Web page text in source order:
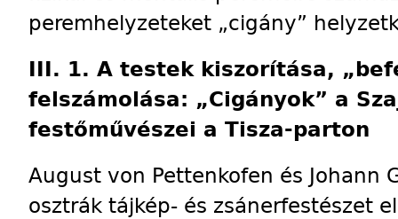
peremhelyzeteket „cigány”
III. 1. A testek kiszorítása,
felszámolása: „Cigányok” a
festőművészei a Tisza-parton
August von Pettenkofen és Johann
osztrák tájkép- és zsánerfestészet